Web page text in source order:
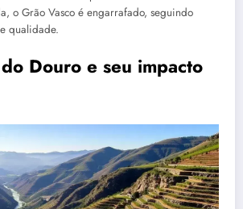
o Grão Vasco é engarrafado, seguindo
qualidade.
Douro e seu impacto